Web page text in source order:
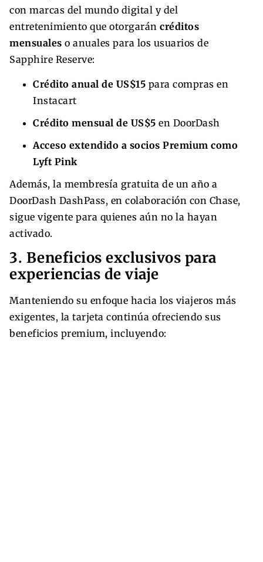
con marcas del mundo digital y del
entretenimiento que otorgarán créditos
mensuales o anuales para los usuarios de
Sapphire Reserve:
Crédito anual de US$15 para compras en
Instacart
Crédito mensual de US$5 en DoorDash
Acceso extendido a socios Premium como
Lyft Pink
Además, la membresía gratuita de un año a
DoorDash DashPass, en colaboración con Chase,
sigue vigente para quienes aún no la hayan
activado.
3. Beneficios exclusivos para
experiencias de viaje
Manteniendo su enfoque hacia los viajeros más
exigentes, la tarjeta continúa ofreciendo sus
beneficios premium, incluyendo: